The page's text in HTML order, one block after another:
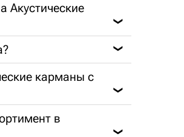
Акустические
❯
❯
карманы с
❯
в
❯